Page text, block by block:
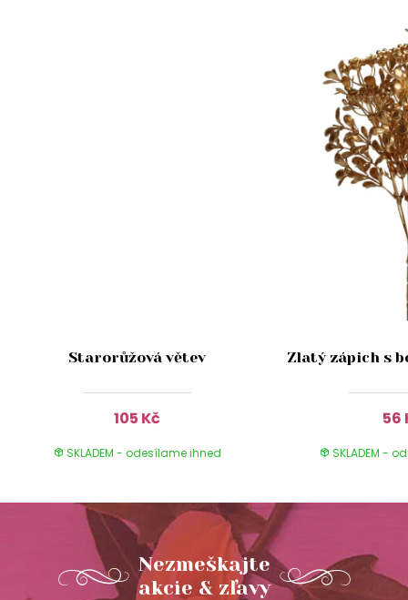
Starorůžová větev
105 Kč
SKLADEM - odesílame ihned
Zlatý zápich s
56
SKLADEM -
Nezmeškajte
akcie & zľavy